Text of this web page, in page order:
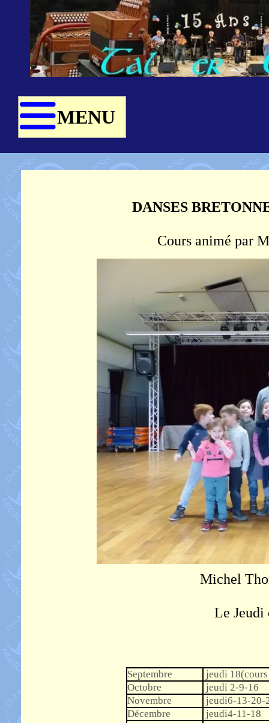
MENU
DANSES
Cours animé par
Michel
Le Jeudi
Septembre
jeudi
Octobre
jeudi 2-9-16
Novembre
jeudi6-13-20-
Décembre
jeudi4-11-18